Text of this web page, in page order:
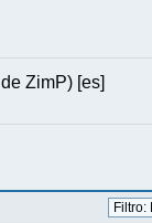
ZimP) [es]